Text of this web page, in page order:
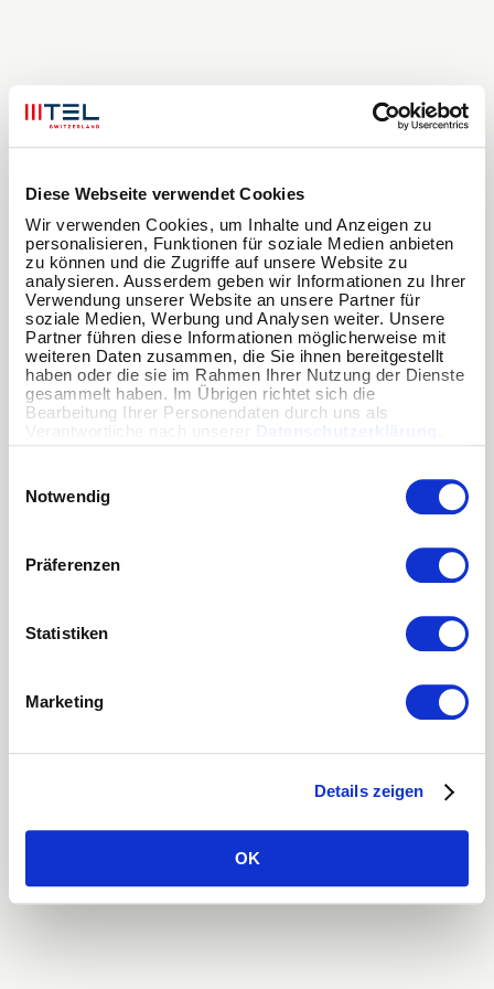
Diese Webseite verwendet Cookies
Wir verwenden Cookies, um Inhalte und Anzeigen zu
personalisieren, Funktionen für soziale Medien anbieten
zu können und die Zugriffe auf unsere Website zu
analysieren. Ausserdem geben wir Informationen zu Ihrer
Verwendung unserer Website an unsere Partner für
soziale Medien, Werbung und Analysen weiter. Unsere
Partner führen diese Informationen möglicherweise mit
weiteren Daten zusammen, die Sie ihnen bereitgestellt
haben oder die sie im Rahmen Ihrer Nutzung der Dienste
gesammelt haben. Im Übrigen richtet sich die
Bearbeitung Ihrer Personendaten durch uns als
Notwendig
Präferenzen
Statistiken
Marketing
Details zeigen
OK
-side exception has occurred while
loadingmtel.ch for more information).